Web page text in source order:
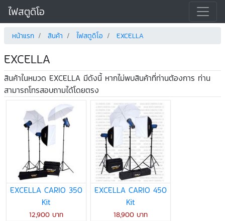
ไฟสตูดิโอ
หน้าแรก สินค้า ไฟสตูดิโอ EXCELLA
EXCELLA
สินค้าในหมวด EXCELLA มีดังนี้ หากไม่พบสินค้าที่ท่านต้องการ ท่าน
สามารถโทรสอบถามได้โดยตรง
EXCELLA CARIO 350
Kit
12,900 บาท
EXCELLA CARIO 450
Kit
18,900 บาท